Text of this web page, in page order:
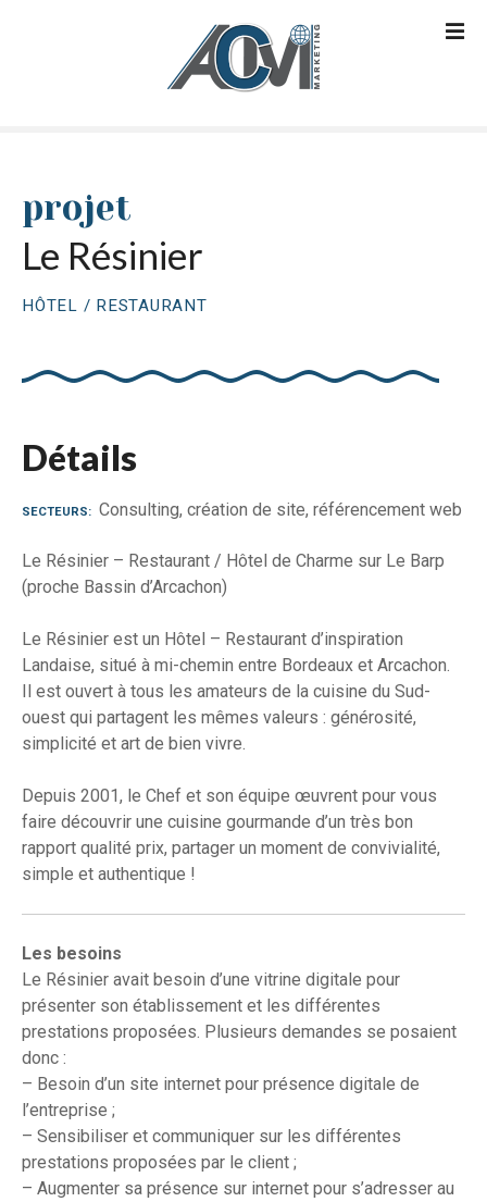
projet
Le Résinier
HÔTEL / RESTAURANT
Détails
SECTEURS Consulting, création de site, référencement web
Le Résinier – Restaurant / Hôtel de Charme sur Le Barp
(proche Bassin d’Arcachon)
Le Résinier est un Hôtel – Restaurant d’inspiration
Landaise, situé à mi-chemin entre Bordeaux et Arcachon.
Il est ouvert à tous les amateurs de la cuisine du Sud-
ouest qui partagent les mêmes valeurs : générosité,
simplicité et art de bien vivre.
Depuis 2001, le Chef et son équipe œuvrent pour vous
faire découvrir une cuisine gourmande d’un très bon
rapport qualité prix, partager un moment de convivialité,
simple et authentique !
Les besoins
Le Résinier avait besoin d’une vitrine digitale pour
présenter son établissement et les différentes
prestations proposées. Plusieurs demandes se posaient
donc :
– Besoin d’un site internet pour présence digitale de
l’entreprise ;
– Sensibiliser et communiquer sur les différentes
prestations proposées par le client ;
– Augmenter sa présence sur internet pour s’adresser au